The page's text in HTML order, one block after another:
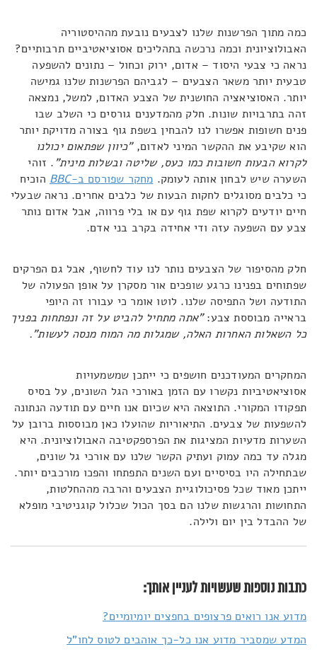
כמה מתוך הפרשנות שלנו לצבעים נובעת מההיסטוריה
האבולוציונית וכמה נרכשה בתהליכים אסוציאטיביים תרבותיים?
נראה כי צבעי היסוד – אדום, ירוק וכחול – נתונים להשפעה
טבעית יותר משאר הצבעים – לגביהם הפרשנות שלנו גמישה
יותר. האסוציאציה החושנית של הצבע האדום, למשל, נמצאה
זהה בתרבויות שונות. חלק מהמדענים גורסים כי השלב שבו
פנים חשופות אפשרו לנו להבחין בשפת גוף בצורה מדויקת יותר
הוא שקיבע את ההקשר המיני לאדום,"כיוון שפתאום יכולנו
לקרוא הבעות חשובות כמו כעס, שליטה ובשלות מינית". זוהי
השערה שיש לבחון אותה לעומק. מחקר שפורסם ב-BBC הוכיח
כי כלבים מסוגלים לחקות הבעות של כלבים אחרים. נראה שבעלי
חיים יודעים לקרוא שפת גוף עם או בלי פרווה, אבל אדום נותר
צבע עם השפעה עזה ודי אחידה בקרב בני אדם.
חלק מהסיפור של הצבעים נותר לנו עוד לחשוף, אבל גם הפרקים
שפתוחים בפנינו כרגע שופכים אור מסקרן על אופן הפעולה של
התודעה ושל התפיסה שלנו. לוטו אומר כי עבורו זה היופי
בראייה מבוססת צבע:"אתה מתחיל להביט על זה ונפתחות בפניך
כל השאלות האחרות האלה, שמגלות מה המוח מנסה לעשות".
המחקרים המעודכנים חושפים כי ייתכן שמשמעויות
אסוציאטיביות נקשרו עם הזמן באורכי הגל השונים, על בסיס
תפקודו המקורי. התוצאה היא שכיום אנו חיים עם תודעה הנתונה
להשפעות של צבעים. התיאוריות שהועלו כאן מבוססות ברובן על
השערות מדעיות המציגות את הפרספקטיבה האבולוציונית. היא
מגלה עד כמה עמוק ועתיק הקשר שלנו עם אורכי גל שונים,
שבתחילה היו בסיסיים ועם השנים התפתחו והפכו מורכבים יותר.
ייתכן מאוד שכל פסיכולוגיית הצבעים והרבה מההחלטות,
התחושות והרגשות שלנו הם בסך הכול שכלול קוגניטיבי מופלא
של ההבדל בין יום ולילה.
כתבות נוספות שעשויות לעניין אותך:
מדוע אנו רואים פרצופים בחפצים יומיומיים?
המדע שמסביר מדוע אנו כל-כך אוהבים לטוס לחו"ל